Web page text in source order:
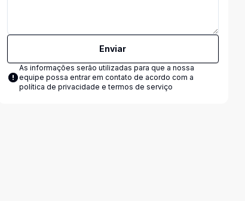
Enviar
As informações serão utilizadas para que a nossa
equipe possa entrar em contato de acordo com a
política de privacidade e termos de serviço